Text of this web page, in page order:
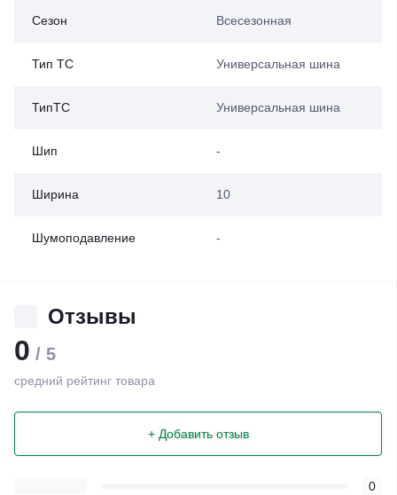
Сезон Всесезонная
Тип ТС Универсальная шина
ТипТС Универсальная шина
Шип -
Ширина 10
Шумоподавление -
Отзывы
0 / 5
средний рейтинг товара
+ Добавить отзыв
0